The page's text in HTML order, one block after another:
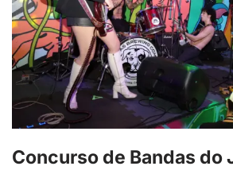
Concurso de Bandas do